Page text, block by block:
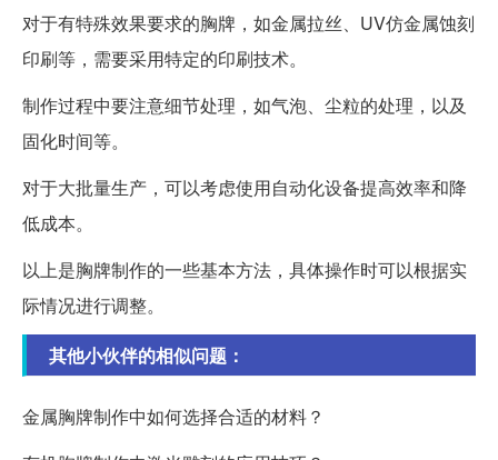
对于有特殊效果要求的胸牌，如金属拉丝、UV仿金属蚀刻
印刷等，需要采用特定的印刷技术。
制作过程中要注意细节处理，如气泡、尘粒的处理，以及
固化时间等。
对于大批量生产，可以考虑使用自动化设备提高效率和降
低成本。
以上是胸牌制作的一些基本方法，具体操作时可以根据实
际情况进行调整。
其他小伙伴的相似问题：
金属胸牌制作中如何选择合适的材料？